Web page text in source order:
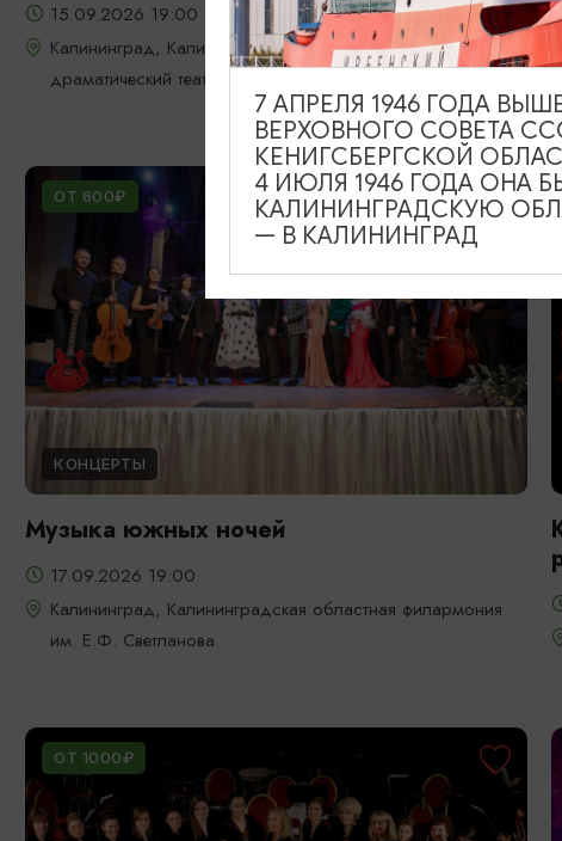
15.09.2026 19:00
Калининград, Калининградский областной
драматический театр
ОТ 600₽
КОНЦЕРТЫ
Музыка южных ночей
17.09.2026 19:00
Калининград, Калининградская областная филармония
им. Е.Ф. Светланова
ОТ 1000₽
7 АПРЕЛЯ 1946 ГОДА
ВЕРХОВНОГО СОВЕТА
КЕНИГСБЕРГСКОЙ
4 ИЮЛЯ 1946 ГОДА ОНА
КАЛИНИНГРАДСКУЮ
— В КАЛИНИНГРАД